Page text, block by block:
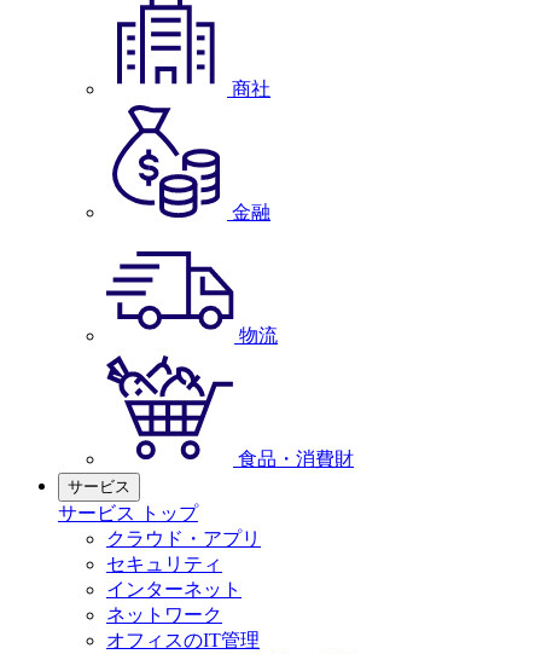
商社
金融
物流
食品・消費財
サービス
サービス トップ
クラウド・アプリ
セキュリティ
インターネット
ネットワーク
オフィスのIT管理